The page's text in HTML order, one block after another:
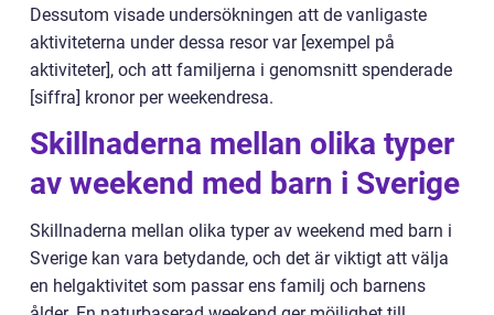
Dessutom visade undersökningen att de vanligaste
aktiviteterna under dessa resor var [exempel på
aktiviteter], och att familjerna i genomsnitt spenderade
[siffra] kronor per weekendresa.
Skillnaderna mellan olika typer
av weekend med barn i Sverige
Skillnaderna mellan olika typer av weekend med barn i
Sverige kan vara betydande, och det är viktigt att välja
en helgaktivitet som passar ens familj och barnens